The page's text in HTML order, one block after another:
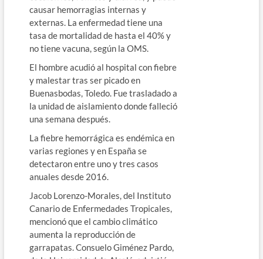
causar hemorragias internas y
externas. La enfermedad tiene una
tasa de mortalidad de hasta el 40% y
no tiene vacuna, según la OMS.
El hombre acudió al hospital con fiebre
y malestar tras ser picado en
Buenasbodas, Toledo. Fue trasladado a
la unidad de aislamiento donde falleció
una semana después.
La fiebre hemorrágica es endémica en
varias regiones y en España se
detectaron entre uno y tres casos
anuales desde 2016.
Jacob Lorenzo-Morales, del Instituto
Canario de Enfermedades Tropicales,
mencionó que el cambio climático
aumenta la reproducción de
garrapatas. Consuelo Giménez Pardo,